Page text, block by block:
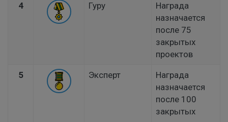
4 Гуру
Награда
назначается
после 75
закрытых
проектов
5 Эксперт
Награда
назначается
после 100
закрытых